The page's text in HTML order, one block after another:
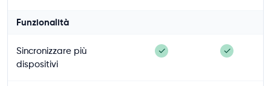
Funzionalità
Sincronizzare più
dispositivi
✓ ✓